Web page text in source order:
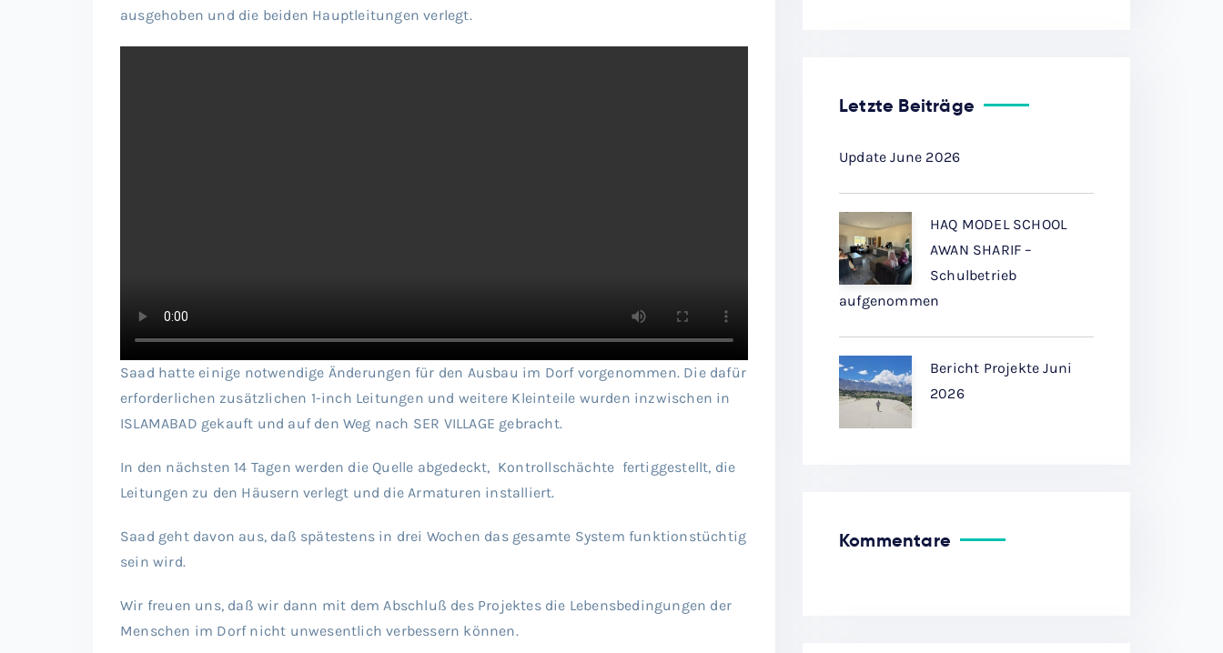
ausgehoben und die beiden Hauptleitungen verlegt.
Saad hatte einige notwendige Änderungen für den Ausbau im Dorf vorgenommen. Die dafür
erforderlichen zusätzlichen 1-inch Leitungen und weitere Kleinteile wurden inzwischen in
ISLAMABAD gekauft und auf den Weg nach SER VILLAGE gebracht.
In den nächsten 14 Tagen werden die Quelle abgedeckt, Kontrollschächte fertiggestellt, die
Leitungen zu den Häusern verlegt und die Armaturen installiert.
Saad geht davon aus, daß spätestens in drei Wochen das gesamte System funktionstüchtig
sein wird.
Wir freuen uns, daß wir dann mit dem Abschluß des Projektes die Lebensbedingungen der
Menschen im Dorf nicht unwesentlich verbessern können.
Letzte Beiträge
Update June 2026
HAQ MODEL SCHOOL
AWAN SHARIF –
Schulbetrieb
aufgenommen
Bericht Projekte Juni
2026
Kommentare